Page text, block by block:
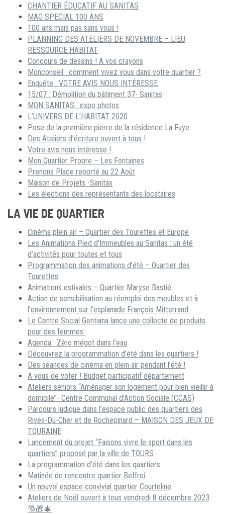
CHANTIER ÉDUCATIF AU SANITAS
MAG SPECIAL 100 ANS
100 ans mais pas sans vous !
PLANNING DES ATELIERS DE NOVEMBRE – LIEU
RESSOURCE HABITAT
Concours de dessins ! A vos crayons
Monconseil : comment vivez vous dans votre quartier ?
Enquête : VOTRE AVIS NOUS INTÉRESSE
15/07 : Démolition du bâtiment 37- Sanitas
MON SANITAS : expo photos
L’UNIVERS DE L’HABITAT 2020
Pose de la première pierre de la résidence La Fuye
Des Ateliers d’écriture ouvert à tous !
Votre avis nous intéresse !
Mon Quartier Propre – Les Fontaines
Prenons Place reporté au 22 Août
Maison de Projets -Sanitas
Les élections des représentants des locataires
LA VIE DE QUARTIER
Cinéma plein air – Quartier des Tourettes et Europe
Les Animations Pied d’Immeubles au Sanitas : un été
d’activités pour toutes et tous
Programmation des animations d’été – Quartier des
Tourettes
Animations estivales – Quartier Maryse Bastié
Action de sensibilisation au réemploi des meubles et à
l’environnement sur l’esplanade François Mitterrand.
Le Centre Social Gentiana lance une collecte de produits
pour des femmes
Agenda : Zéro mégot dans l’eau
Découvrez la programmation d’été dans les quartiers !
Des séances de cinéma en plein air pendant l’été !
A vous de voter ! Budget participatif département
Ateliers seniors “Aménager son logement pour bien vieillir à
domicile”- Centre Communal d’Action Sociale (CCAS)
Parcours ludique dans l’espace public des quartiers des
Rives-Du-Cher et de Rochepinard – MAISON DES JEUX DE
TOURAINE
Lancement du projet “Faisons vivre le sport dans les
quartiers” proposé par la ville de TOURS
La programmation d’été dans les quartiers
Matinée de rencontre quartier Beffroi
Un nouvel espace convivial quartier Courteline
Ateliers de Noël ouvert à tous vendredi 8 décembre 2023
🎅🎁🎄